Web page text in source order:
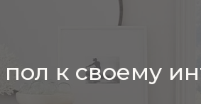
к своему